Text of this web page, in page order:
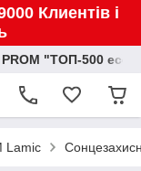
Клиентів і
PROM "ТОП-500
Lamic